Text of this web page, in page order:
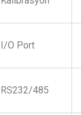
I/O Port
RS232/485